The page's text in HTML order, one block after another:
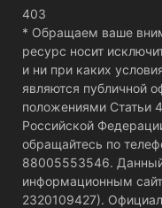
403
* Обращаем ваше
ресурс носит
и ни при каких
являются публичной
положениями Статьи
Российской
обращайтесь по
88005553546.
информационным
2320109427).